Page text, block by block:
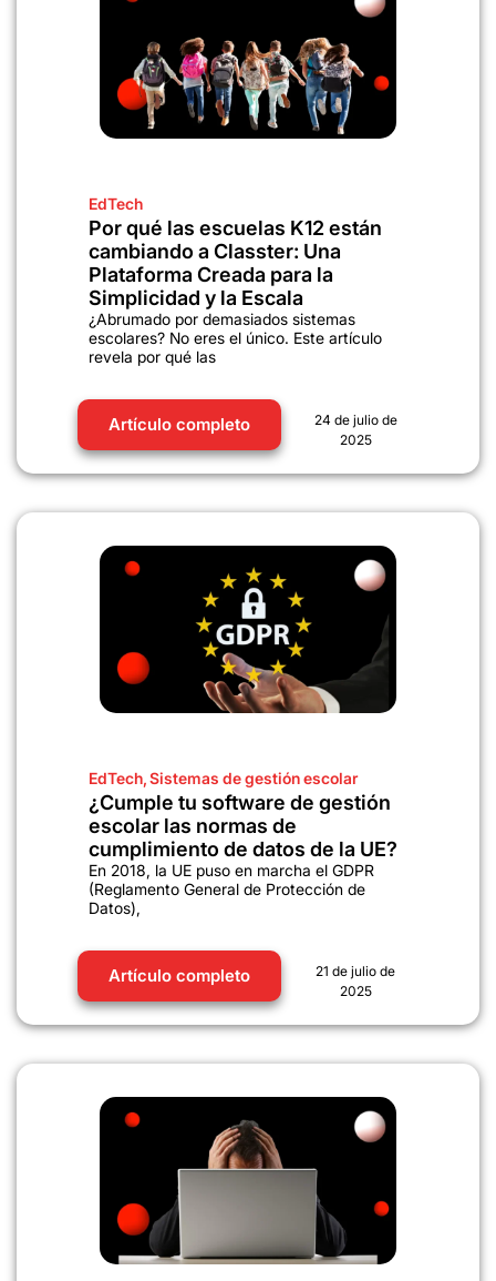
EdTech
Por qué las escuelas K12 están
cambiando a Classter: Una
Plataforma Creada para la
Simplicidad y la Escala
¿Abrumado por demasiados sistemas
escolares? No eres el único. Este artículo
revela por qué las
Artículo completo
24 de julio de
2025
EdTech,Sistemas de gestión escolar
¿Cumple tu software de gestión
escolar las normas de
cumplimiento de datos de la UE?
En 2018, la UE puso en marcha el GDPR
(Reglamento General de Protección de
Datos),
Artículo completo
21 de julio de
2025